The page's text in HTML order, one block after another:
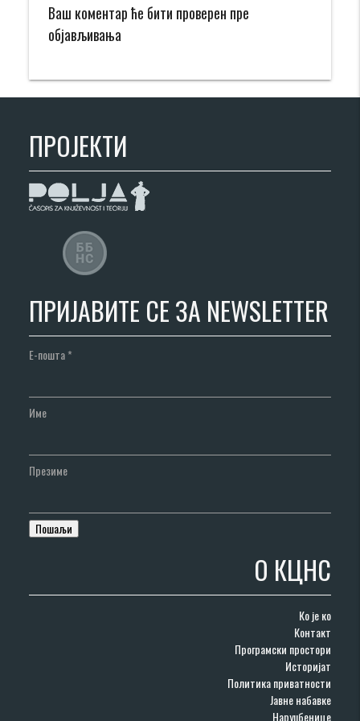
Ваш коментар ће бити проверен пре
објављивања
ПРОЈЕКТИ
ПРИЈАВИТЕ СЕ ЗА NEWSLETTER
Е-пошта*
Име
Презиме
О КЦНС
Ко је ко
Контакт
Програмски простори
Историјат
Политика приватности
Јавне набавке
Наруџбенице